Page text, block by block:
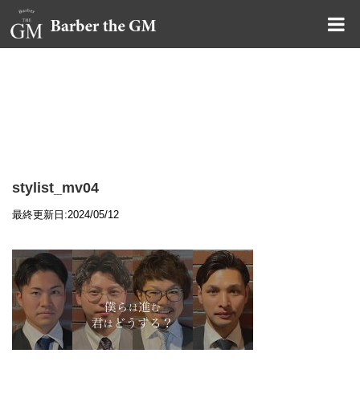
stylist_mv04
最終更新日:2024/05/12